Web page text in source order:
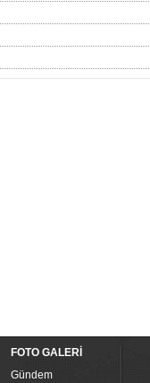
FOTO GALERİ
Gündem